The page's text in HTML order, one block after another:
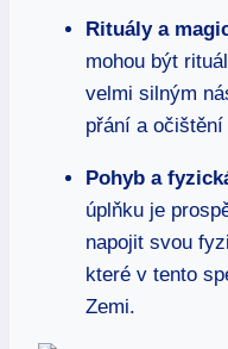
Rituály a
mohou být
velmi silným
přání a
Pohyb a
úplňku je
napojit svou
které v tento
Zemi.